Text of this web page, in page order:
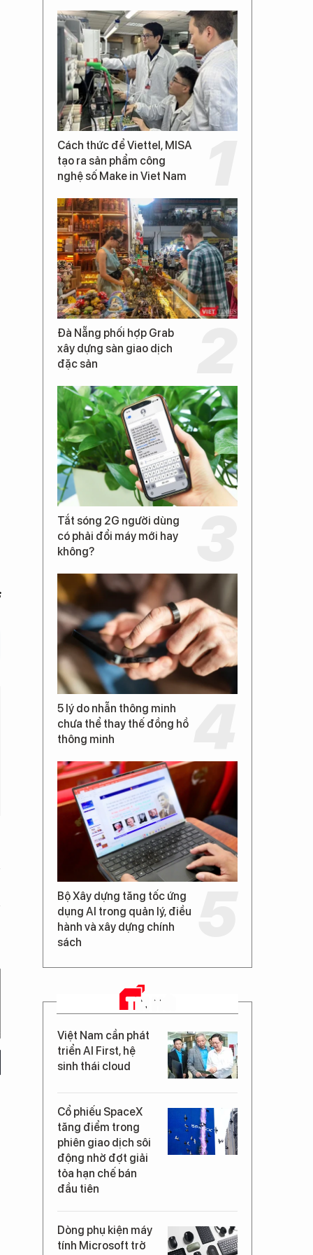
Cách thức để Viettel, MISA
tạo ra sản phẩm công
nghệ số Make in Viet Nam
Đà Nẵng phối hợp Grab
xây dựng sàn giao dịch
đặc sản
Tắt sóng 2G người dùng
có phải đổi máy mới hay
không?
5 lý do nhẫn thông minh
chưa thể thay thế đồng hồ
thông minh
Bộ Xây dựng tăng tốc ứng
dụng AI trong quản lý, điều
hành và xây dựng chính
sách
TIN MỚI
Việt Nam cần phát
triển AI First, hệ
sinh thái cloud
Cổ phiếu SpaceX
tăng điểm trong
phiên giao dịch sôi
động nhờ đợt giải
tỏa hạn chế bán
đầu tiên
Dòng phụ kiện máy
tính Microsoft trở